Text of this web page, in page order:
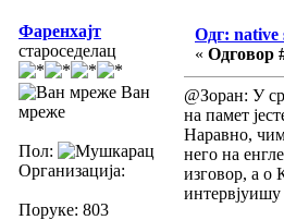
Фаренхајт
староседелац
Ван
мреже
Пол:
Организација:
Поруке: 803
Одг: native
« Одговор
@Зоран: У
на памет
Наравно,
него на
изговор, а о